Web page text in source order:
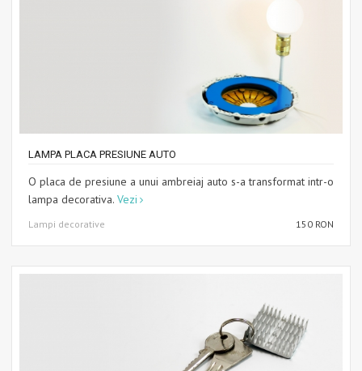
LAMPA PLACA PRESIUNE AUTO
O placa de presiune a unui ambreiaj auto s-a transformat intr-o
lampa decorativa. Vezi
Lampi decorative 150 RON